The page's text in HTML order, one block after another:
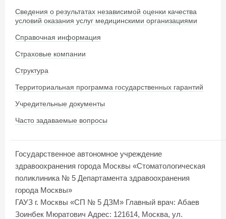
Сведения о результатах независимой оценки качества
условий оказания услуг медицинскими организациями
Справочная информация
Страховые компании
Структура
Территориальная программа государственных гарантий
Учредительные документы
Часто задаваемые вопросы
Государственное автономное учреждение
здравоохранения города Москвы «Стоматологическая
поликлиника № 5 Департамента здравоохранения
города Москвы»
ГАУЗ г. Москвы «СП № 5 ДЗМ» Главный врач: Абаев
Зоинбек Мюратович Адрес: 121614, Москва, ул.